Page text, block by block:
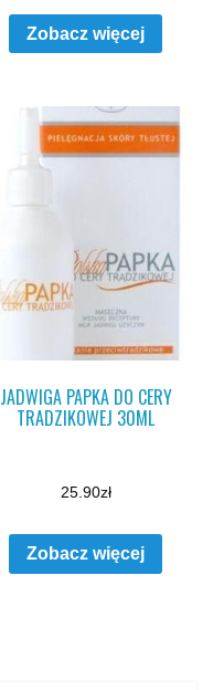
Zobacz więcej
JADWIGA PAPKA DO CERY
TRADZIKOWEJ 30ML
25.90zł
Zobacz więcej